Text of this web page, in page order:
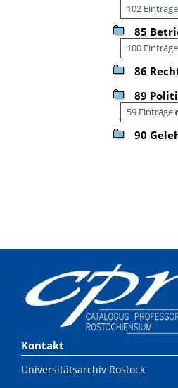
102 Einträge
85
100 Einträge
86
89
59 Einträge
90
Kontakt
Universitätsarchiv Rostock